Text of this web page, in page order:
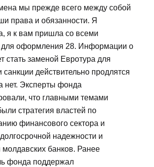
мы прежде всего между собой
права и обязанности. Я
я к вам пришла со всеми
для оформления 28. Информации о
стать заменой Евротура для
санкции действительно продлятся
нет. Эксперты фонда
что главными темами
стратегия властей по
финансового сектора и
надежности и
молдавских банков. Ранее
фонда поддержал